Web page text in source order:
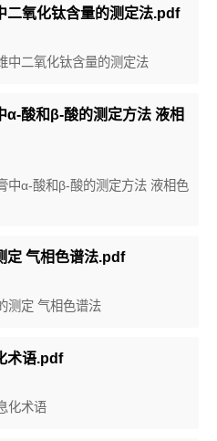
二氧化钛含量的测定法.pdf
中二氧化钛含量的测定法
α-酸和β-酸的测定方法 液相
中α-酸和β-酸的测定方法 液相色
定 气相色谱法.pdf
测定 气相色谱法
术语.pdf
化术语